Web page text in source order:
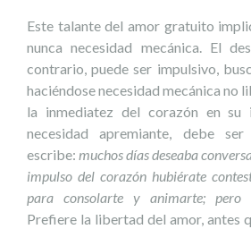
Este talante del amor gratuito
nunca necesidad mecánica. El
contrario, puede ser impulsivo,
haciéndose necesidad mecánica no
la inmediatez del corazón en su
necesidad apremiante, debe ser
escribe: muchos días deseaba
impulso del corazón hubiérate
para consolarte y animarte; pero
Prefiere la libertad del amor, antes